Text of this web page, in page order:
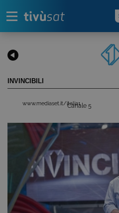
INVINCIBILI
Canale 5
www.mediaset.it/italia1